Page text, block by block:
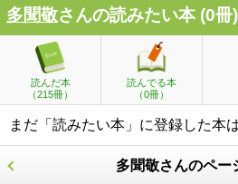
多聞敬さんの読みたい本 (0冊)
読んだ本
（215冊）
読んでる本
（0冊）
まだ「読みたい本」に登録した本
多聞敬さんのペー